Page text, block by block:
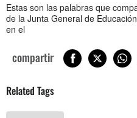
Estas son las palabras que
de la Junta General de
en el
compartir
Related Tags